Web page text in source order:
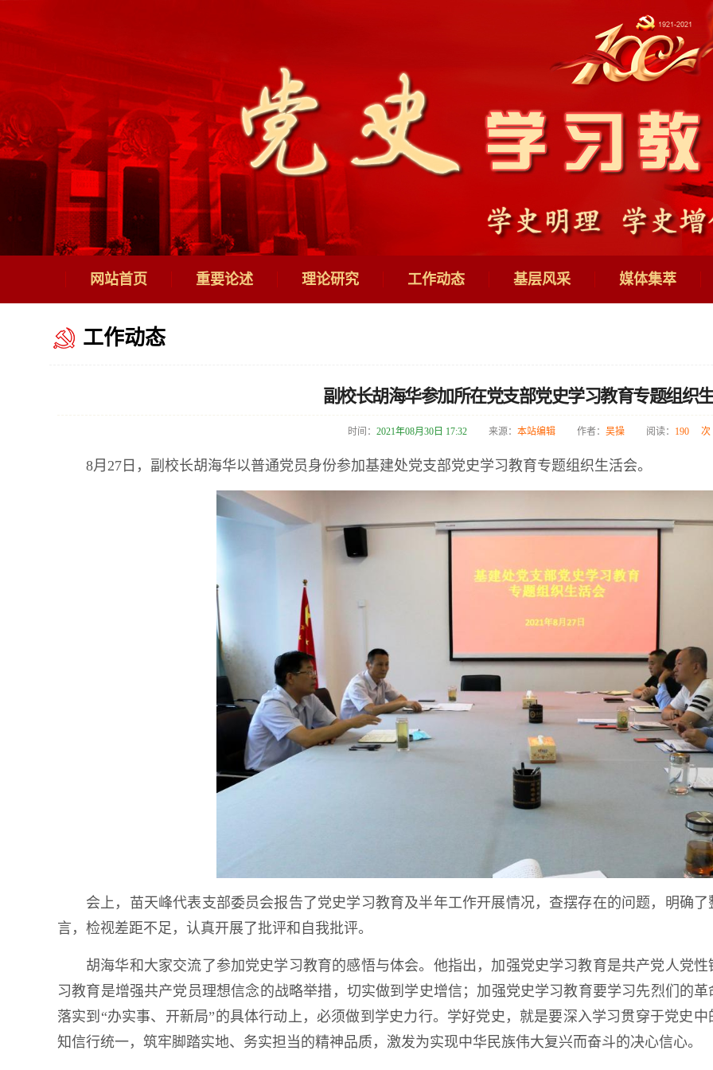
网站首页 重要论述 理论研究 工作动态 基层风采 媒体集萃
工作动态
副校长胡海华参加所在党支部党史学习教育专题组织
时间： 2021年08月30日 17:32 来源： 本站编辑 作者： 吴操 阅读： 190 次
8月27日，副校长胡海华以普通党员身份参加基建处党支部党史学习教育专题组织生活会。
会上，苗天峰代表支部委员会报告了党史学习教育及半年工作开展情况，查摆存在的问题，明确
言，检视差距不足，认真开展了批评和自我批评。
胡海华和大家交流了参加党史学习教育的感悟与体会。他指出，加强党史学习教育是共产党人党
习教育是增强共产党员理想信念的战略举措，切实做到学史增信；加强党史学习教育要学习先烈们的
落实到“办实事、开新局”的具体行动上，必须做到学史力行。学好党史，就是要深入学习贯穿于党史
知信行统一，筑牢脚踏实地、务实担当的精神品质，激发为实现中华民族伟大复兴而奋斗的决心信心。